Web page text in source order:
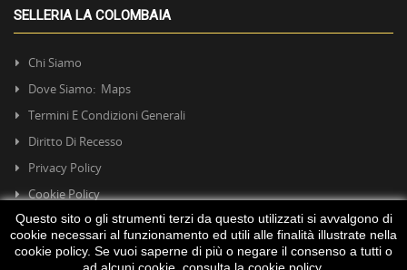
Questo sito o gli strumenti terzi da questo utilizzati si avvalgono di
cookie necessari al funzionamento ed utili alle finalità illustrate nella
cookie policy. Se vuoi saperne di più o negare il consenso a tutti o
SELLERIA LA COLOMBAIA
Chi Siamo
Dove Siamo: Maps
Termini E Condizioni Generali
Diritto Di Recesso
Privacy Policy
Cookie Policy